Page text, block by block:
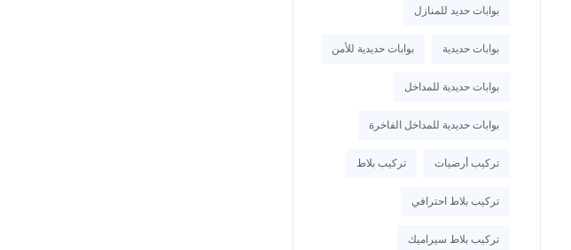
بوابات حديد للمنازل
بوابات حديدية بوابات حديدية للأمن
بوابات حديدية للمداخل
بوابات حديدية للمداخل الفاخرة
تركيب أرضيات تركيب بلاط
تركيب بلاط احترافي
تركيب بلاط سيراميك